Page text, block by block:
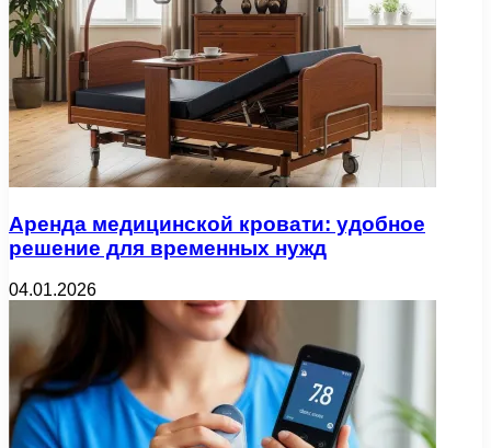
Аренда медицинской кровати: удобное
решение для временных нужд
04.01.2026